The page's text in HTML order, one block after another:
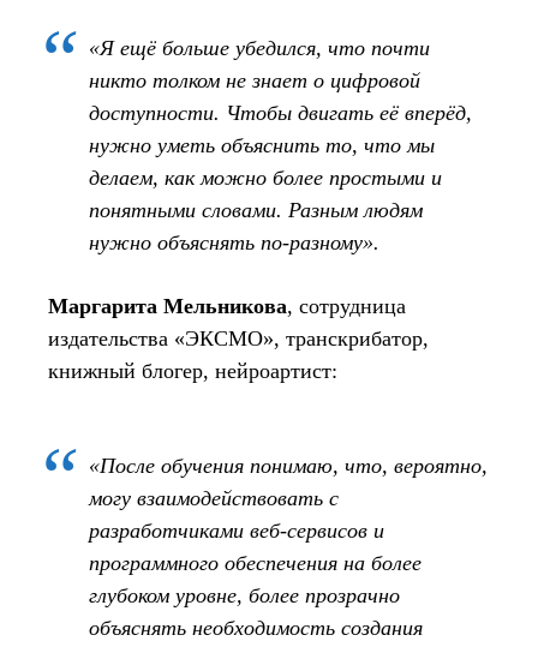
«Я ещё больше убедился, что почти
никто толком не знает о цифровой
доступности. Чтобы двигать её вперёд,
нужно уметь объяснить то, что мы
делаем, как можно более простыми и
понятными словами. Разным людям
нужно объяснять по‑разному».
Маргарита Мельникова, сотрудница
издательства «ЭКСМО», транскрибатор,
книжный блогер, нейроартист:
«После обучения понимаю, что, вероятно,
могу взаимодействовать с
разработчиками веб‑сервисов и
программного обеспечения на более
глубоком уровне, более прозрачно
объяснять необходимость создания